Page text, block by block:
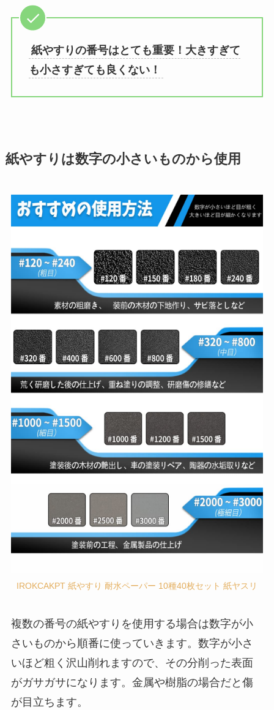
紙やすりの番号はとても重要！大きすぎて
も小さすぎても良くない！
紙やすりは数字の小さいものから使用
IROKCAKPT 紙やすり 耐水ペーパー 10種40枚セット 紙ヤスリ
複数の番号の紙やすりを使用する場合は数字が小
さいものから順番に使っていきます。数字が小さ
いほど粗く沢山削れますので、その分削った表面
がガサガサになります。金属や樹脂の場合だと傷
が目立ちます。